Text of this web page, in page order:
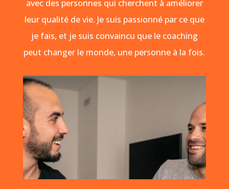
avec des personnes qui cherchent à améliorer
leur qualité de vie. Je suis passionné par ce que
je fais, et je suis convaincu que le coaching
peut changer le monde, une personne à la fois.